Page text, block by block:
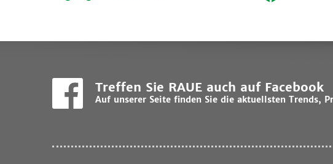
Treffen Sie RAUE auch auf Facebook
Auf unserer Seite finden Sie die aktuellsten Trends,